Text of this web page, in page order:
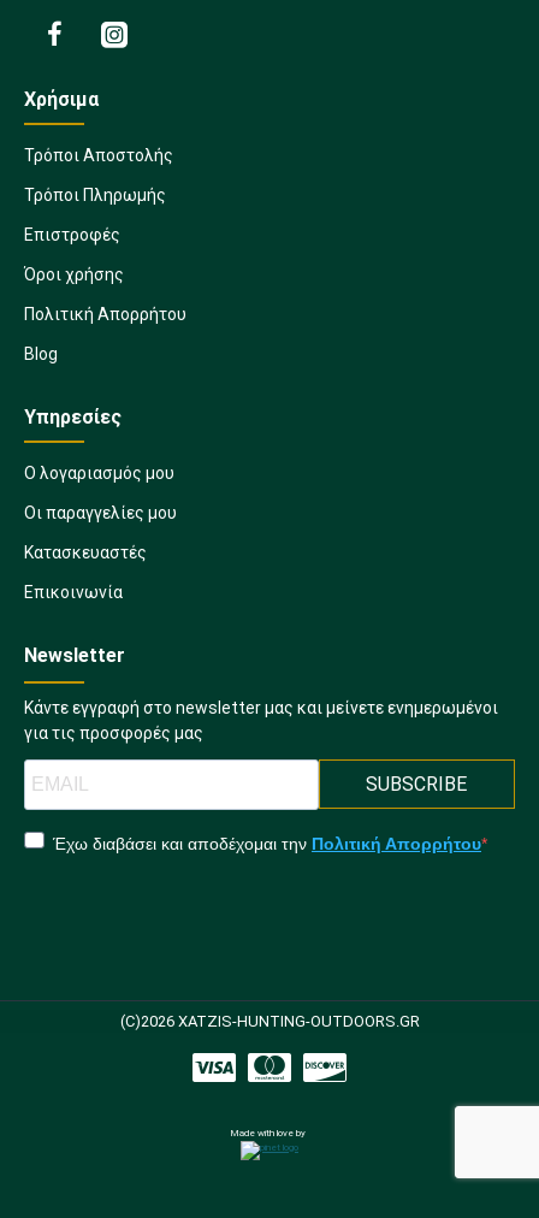
Χρήσιμα
Τρόποι Αποστολής
Τρόποι Πληρωμής
Επιστροφές
Όροι χρήσης
Πολιτική Απορρήτου
Blog
Υπηρεσίες
Ο λογαριασμός μου
Οι παραγγελίες μου
Κατασκευαστές
Επικοινωνία
Newsletter
Κάντε εγγραφή στο newsletter μας και μείνετε ενημερωμένοι
για τις προσφορές μας
SUBSCRIBE
Έχω διαβάσει και αποδέχομαι την Πολιτική Απορρήτου
(C)2026 XATZIS-HUNTING-OUTDOORS.GR
Made with love by